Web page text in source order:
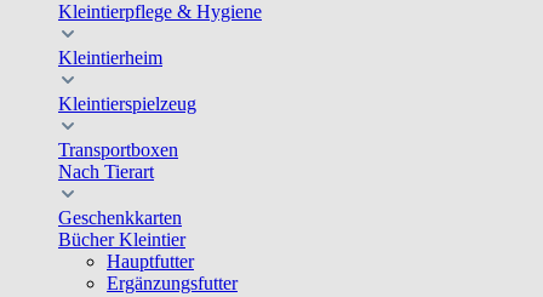
Kleintierpflege & Hygiene
Kleintierheim
Kleintierspielzeug
Transportboxen
Nach Tierart
Geschenkkarten
Bücher Kleintier
Hauptfutter
Ergänzungsfutter